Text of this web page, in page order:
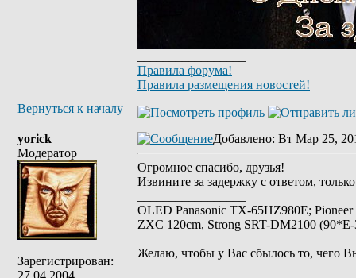
Правила форума!
Правила размещения новостей!
Вернуться к началу
yorick
Модератор
Зарегистрирован:
27.04.2004
Добавлено: Вт Мар 25,
Огромное спасибо, друзья!
Извините за задержку с ответом,
OLED Panasonic TX-65HZ980E;
ZXC 120cm, Strong SRT-DM2100
Желаю, чтобы у Вас сбылось то, чего